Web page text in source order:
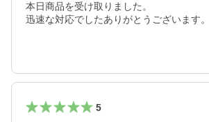
本日商品を受け取りました。
迅速な対応でしたありがとうございます。
5